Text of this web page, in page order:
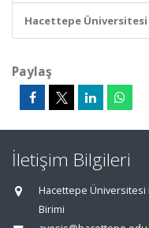
Hacettepe Üniversitesi
Paylaş
İletişim Bilgileri
Hacettepe Üniversitesi
Birimi